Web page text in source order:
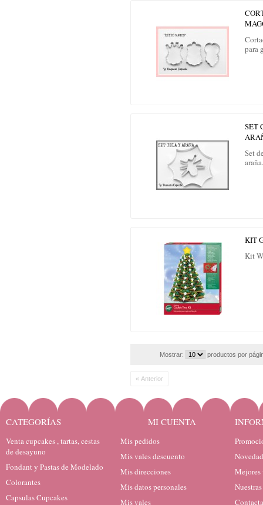
para
SET
Set
araña.
KIT
Kit
Mostrar: productos por
« Anterior
CATEGORÍAS
Venta cupcakes , tartas, cestas
de desayuno
Fondant y Pastas de Modelado
Colorantes
Capsulas Cupcakes
MI CUENTA
Mis pedidos
Mis vales descuento
Mis direcciones
Mis datos personales
Mis vales
Mejores